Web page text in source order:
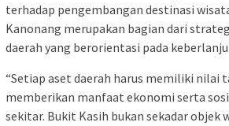
terhadap pengembangan destinasi
Kanonang merupakan bagian dari
daerah yang berorientasi pada
“Setiap aset daerah harus memiliki nilai
memberikan manfaat ekonomi serta
sekitar. Bukit Kasih bukan sekadar objek